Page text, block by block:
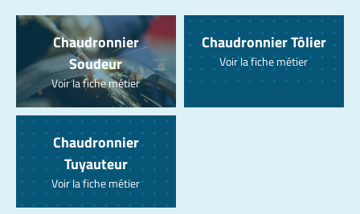
Chaudronnier
Soudeur
Voir la fiche métier
Chaudronnier Tôlier
Voir la fiche métier
Chaudronnier
Tuyauteur
Voir la fiche métier